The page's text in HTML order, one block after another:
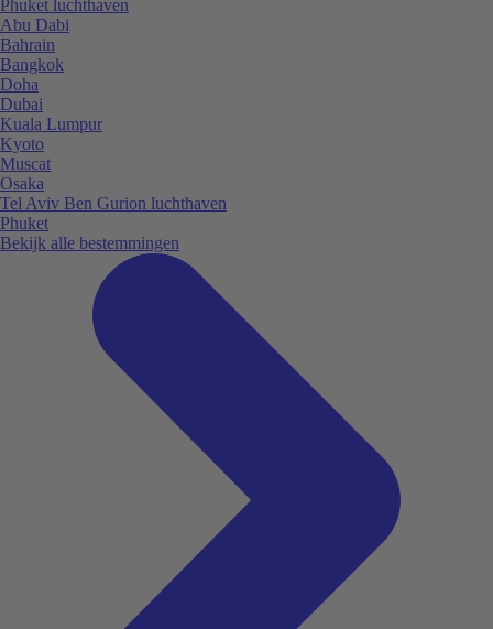
Phuket luchthaven
Abu Dabi
Bahrain
Bangkok
Doha
Dubai
Kuala Lumpur
Kyoto
Muscat
Osaka
Tel Aviv Ben Gurion luchthaven
Phuket
Bekijk alle bestemmingen